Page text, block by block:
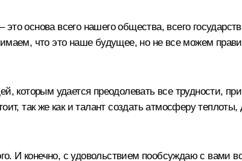
основа всего нашего общества, всего
что это наше будущее, но не все можем
которым удается преодолевать все трудности,
так же как и талант создать атмосферу
И конечно, с удовольствием пообсуждаю с вами